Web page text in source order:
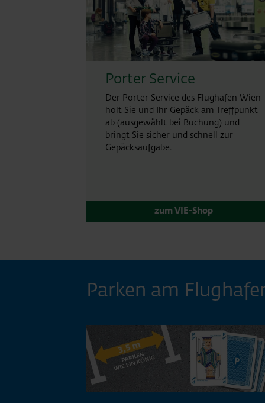
Porter Service
Der Porter Service des Flughafen Wien
holt Sie und Ihr Gepäck am Treffpunkt
ab (ausgewählt bei Buchung) und
bringt Sie sicher und schnell zur
Gepäcksaufgabe.
zum VIE-Shop
Parken am